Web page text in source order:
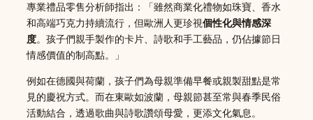
專業禮品零售分析師指出：「雖然商業化禮物如珠寶、香水
和高端巧克力持續流行，但歐洲人更珍視個性化與情感深
度。孩子們親手製作的卡片、詩歌和手工藝品，仍佔據節日
情感價值的制高點。」
例如在德國與荷蘭，孩子們為母親準備早餐或親製甜點是常
見的慶祝方式。而在東歐如波蘭，母親節甚至常與春季民俗
活動結合，透過歌曲與詩歌讚頌母愛，更添文化氣息。